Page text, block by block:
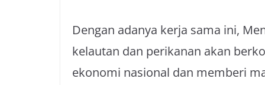
Dengan adanya kerja sama ini,
kelautan dan perikanan akan
ekonomi nasional dan memberi